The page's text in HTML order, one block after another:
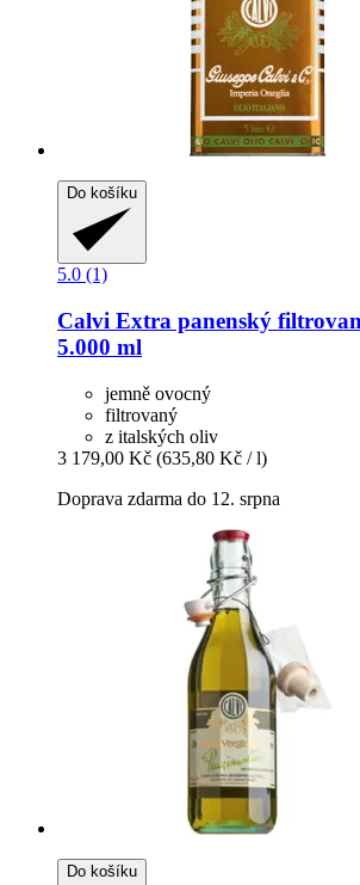
Do košíku
5.0 (1)
Calvi Extra panenský
5.000 ml
jemně ovocný
filtrovaný
z italských oliv
3 179,00 Kč (635,80 Kč / l)
Doprava zdarma do 12. srpna
Do košíku